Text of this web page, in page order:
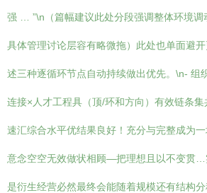
强 … ”\n（篇幅建议此处分段强调整体环境调
具体管理讨论层容有略微拖）此处也单面避
述三种逐循环节点自动持续做出优先。\n- 组
连接×人才工程具（顶/环和方向）有效链条
速汇综合水平优结果良好！充分与完整成为
意念空空无效做状相顾—把理想且以不变贯…
是衍生经营必然最终会能随着规模还有结构